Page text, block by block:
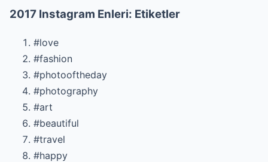
2017 Instagram Enleri: Etiketler
#love
#fashion
#photooftheday
#photography
#art
#beautiful
#travel
#happy